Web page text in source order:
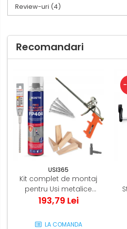
Review-uri (4)
Recomandari
USI365
Kit complet de montaj
pentru Usi metalice
Tehnice
193,79 Lei
LA COMANDA